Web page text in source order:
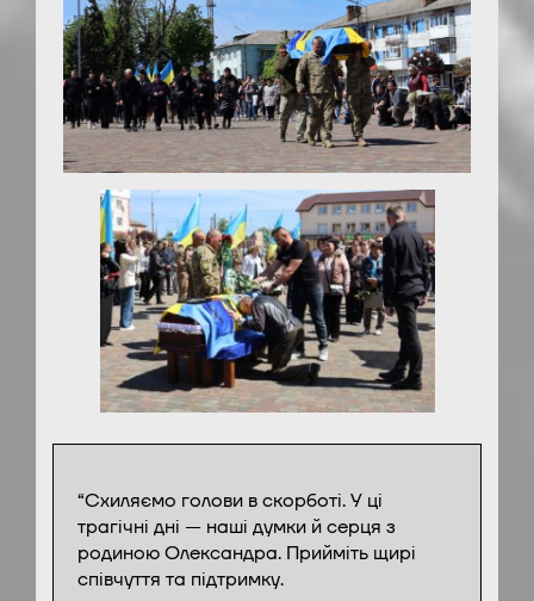
“Схиляємо голови в скорботі. У ці
трагічні дні — наші думки й серця з
родиною Олександра. Прийміть щирі
співчуття та підтримку.